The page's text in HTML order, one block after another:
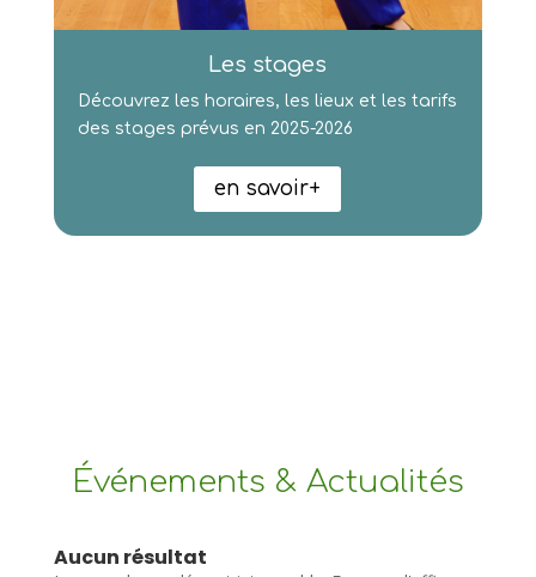
Les stages
Découvrez les horaires, les lieux et les tarifs
des stages prévus en 2025-2026
en savoir+
Événements & Actualités
Aucun résultat